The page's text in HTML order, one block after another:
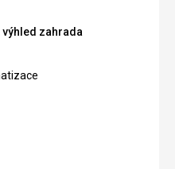
zahrada